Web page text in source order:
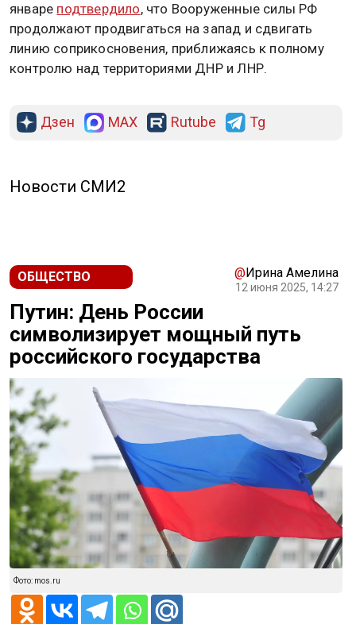
январе подтвердило, что Вооруженные силы РФ
продолжают продвигаться на запад и сдвигать
линию соприкосновения, приближаясь к полному
контролю над территориями ДНР и ЛНР.
Дзен MAX Rutube Tg
Новости СМИ2
ОБЩЕСТВО @Ирина Амелина
12 июня 2025, 14:27
Путин: День России
символизирует мощный путь
российского государства
Фото: mos.ru